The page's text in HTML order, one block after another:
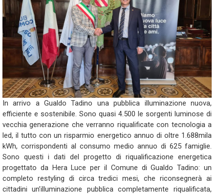
In arrivo a Gualdo Tadino una pubblica illuminazione nuova,
efficiente e sostenibile. Sono quasi 4.500 le sorgenti luminose di
vecchia generazione che verranno riqualificate con tecnologia a
led, il tutto con un risparmio energetico annuo di oltre 1.688mila
kWh, corrispondenti al consumo medio annuo di 625 famiglie.
Sono questi i dati del progetto di riqualificazione energetica
progettato da Hera Luce per il Comune di Gualdo Tadino: un
completo restyling di circa tredici mesi, che riconsegnerà ai
cittadini un’illuminazione pubblica completamente riqualificata,